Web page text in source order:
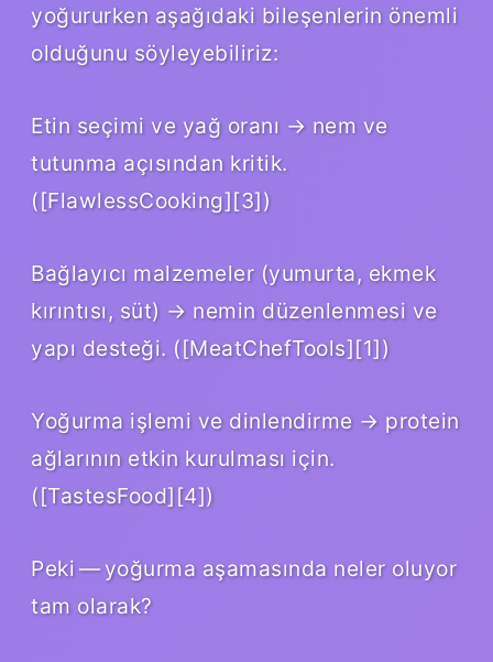
yoğururken aşağıdaki bileşenlerin önemli
olduğunu söyleyebiliriz:
Etin seçimi ve yağ oranı → nem ve
tutunma açısından kritik.
([FlawlessCooking][3])
Bağlayıcı malzemeler (yumurta, ekmek
kırıntısı, süt) → nemin düzenlenmesi ve
yapı desteği. ([MeatChefTools][1])
Yoğurma işlemi ve dinlendirme → protein
ağlarının etkin kurulması için.
([TastesFood][4])
Peki — yoğurma aşamasında neler oluyor
tam olarak?